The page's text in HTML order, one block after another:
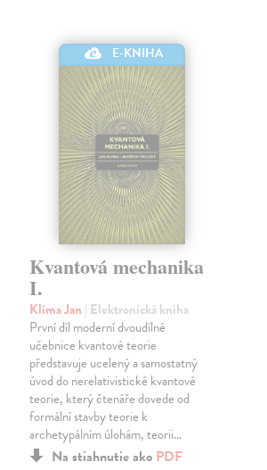
E-KNIHA
Kvantová mechanika
I.
Klíma Jan | Elektronická kniha
První díl moderní dvoudílné
učebnice kvantové teorie
představuje ucelený a samostatný
úvod do nerelativistické kvantové
teorie, který čtenáře dovede od
formální stavby teorie k
archetypálním úlohám, teorii…
Na stiahnutie ako PDF